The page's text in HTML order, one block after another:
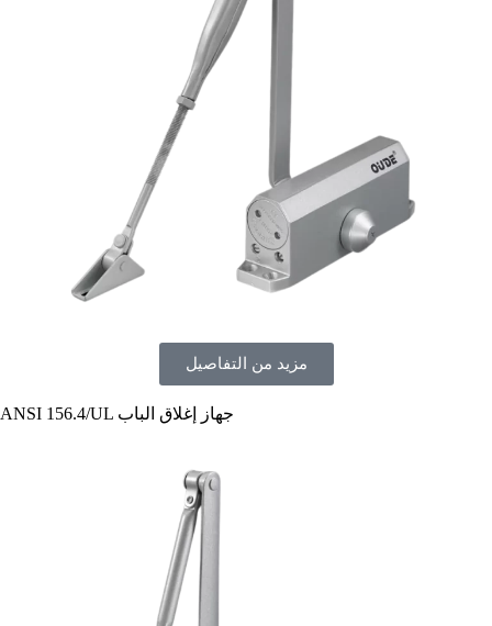
مزيد من التفاصيل
ANSI 156.4/UL جهاز إغلاق الباب